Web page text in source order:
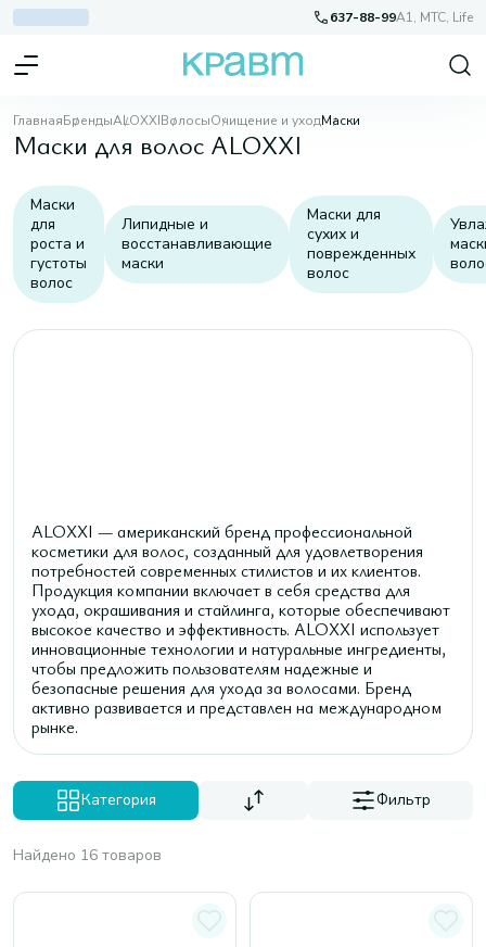
637-88-99A1, МТС, Life
ГлавнаяБрендыALOXXIВолосыОчищение и уходМаски
Маски для волос ALOXXI
Маски
для
роста и
густоты
волос
Липидные и
восстанавливающие
маски
Маски для
сухих и
поврежденных
волос
ALOXXI — американский бренд профессиональной
косметики для волос, созданный для удовлетворения
потребностей современных стилистов и их клиентов.
Продукция компании включает в себя средства для
ухода, окрашивания и стайлинга, которые обеспечивают
высокое качество и эффективность. ALOXXI использует
инновационные технологии и натуральные ингредиенты,
чтобы предложить пользователям надежные и
безопасные решения для ухода за волосами. Бренд
активно развивается и представлен на международном
рынке.
Категория Фильтр
Найдено 16 товаров